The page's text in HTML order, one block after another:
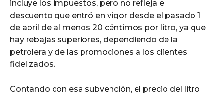
incluye los impuestos, pero no refleja el
descuento que entró en vigor desde el pasado 1
de abril de al menos 20 céntimos por litro, ya que
hay rebajas superiores, dependiendo de la
petrolera y de las promociones a los clientes
fidelizados.
Contando con esa subvención, el precio del litro